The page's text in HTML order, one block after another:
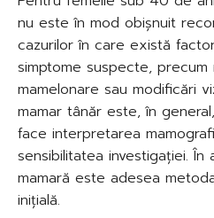
nu este în mod obișnuit
cazurilor în care există
simptome suspecte, precum
mamelonare sau modificări
mamar tânăr este, în
face interpretarea
sensibilitatea investigației.
mamară este adesea
inițială.